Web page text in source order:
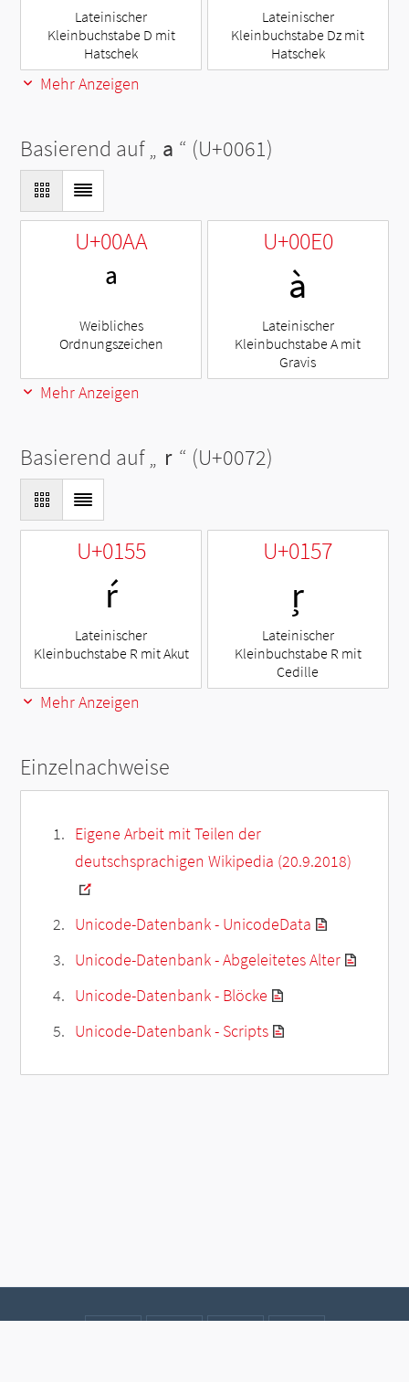
Lateinischer
Kleinbuchstabe D mit
Hatschek
Lateinischer
Kleinbuchstabe Dz mit
Hatschek
Mehr Anzeigen
Basierend auf „ a “ (U+0061)
U+00AA
ª
Weibliches
Ordnungszeichen
U+00E0
à
Lateinischer
Kleinbuchstabe A mit
Gravis
Mehr Anzeigen
Basierend auf „ r “ (U+0072)
U+0155
ŕ
Lateinischer
Kleinbuchstabe R mit Akut
U+0157
ŗ
Lateinischer
Kleinbuchstabe R mit
Cedille
Mehr Anzeigen
Einzelnachweise
Eigene Arbeit mit Teilen der
deutschsprachigen Wikipedia (20.9.2018)
Unicode-Datenbank - UnicodeData
Unicode-Datenbank - Abgeleitetes Alter
Unicode-Datenbank - Blöcke
Unicode-Datenbank - Scripts